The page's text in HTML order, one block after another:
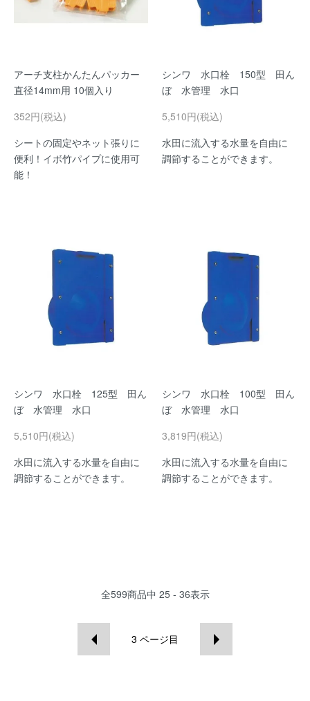
アーチ支柱かんたんパッカー
直径14mm用 10個入り
352円(税込)
シートの固定やネット張りに
便利！イボ竹パイプに使用可
能！
シンワ 水口栓 150型 田ん
ぼ 水管理 水口
5,510円(税込)
水田に流入する水量を自由に
調節することができます。
シンワ 水口栓 125型 田ん
ぼ 水管理 水口
5,510円(税込)
水田に流入する水量を自由に
調節することができます。
シンワ 水口栓 100型 田ん
ぼ 水管理 水口
3,819円(税込)
水田に流入する水量を自由に
調節することができます。
全599商品中 25 - 36表示
3 ページ目